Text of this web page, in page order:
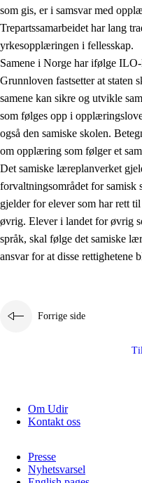
som gis, er i samsvar med
Trepartssamarbeidet har lang
yrkesopplæringen i fellesskap.
Samene i Norge har ifølge
Grunnloven fastsetter at staten
samene kan sikre og utvikle
som følges opp i
også den samiske skolen.
om opplæring som følger et
Det samiske læreplanverket
forvaltningsområdet for samisk
gjelder for elever som har rett
øvrig. Elever i landet for øvrig
språk, skal følge det samiske
ansvar for at disse rettighetene
Forrige side
Om Udir
Kontakt oss
Presse
Nyhetsvarsel